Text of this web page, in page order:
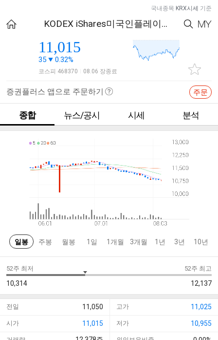
국내종목 KRX시세 기준
KODEX iShares미국인플레이션국채액티브
11,015
35 0.32%
코스피 468370 08.06 장종료
증권플러스 앱으로 주문하기 주문
종합 뉴스/공시 시세 분석
일봉 주봉 월봉 1일 1개월 3개월 1년 3년 10년
52주 최저
10,314
52주 최고
12,137
전일 11,050 고가 11,025
시가 11,015 저가 10,955